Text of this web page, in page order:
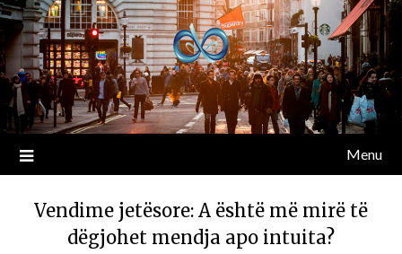
Menu
Vendime jetësore: A është më mirë të
dëgjohet mendja apo intuita?